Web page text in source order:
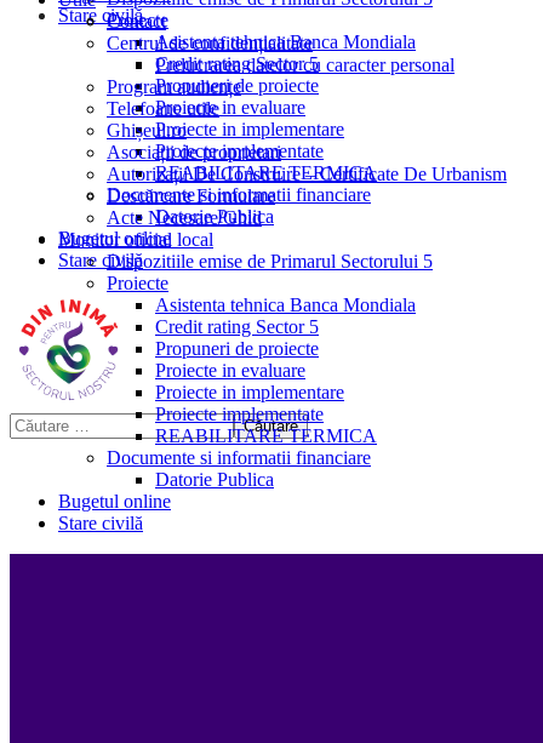
Stare civilă
Proiecte
Asistenta tehnica Banca Mondiala
Credit rating Sector 5
Propuneri de proiecte
Proiecte in evaluare
Proiecte in implementare
Proiecte implementate
REABILITARE TERMICA
Documente si informatii financiare
Datorie Publica
Bugetul online
Stare civilă
Contact
Centrul de confidențialitate
Prelucrarea datelor cu caracter personal
Program audiențe
Telefoane utile
Ghișeul.ro
Asociații de proprietari
Autorizații De Construire – Certificate De Urbanism
Descărcare Formulare
Acte Necesare/Ghid
Monitor oficial local
Dispozitiile emise de Primarul Sectorului 5
Proiecte
Asistenta tehnica Banca Mondiala
Credit rating Sector 5
Propuneri de proiecte
Proiecte in evaluare
Proiecte in implementare
Proiecte implementate
REABILITARE TERMICA
Documente si informatii financiare
Datorie Publica
Bugetul online
Stare civilă